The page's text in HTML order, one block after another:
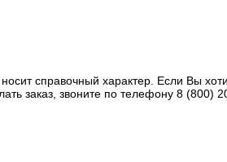
справочный характер. Если Вы
заказ, звоните по телефону 8 (800)